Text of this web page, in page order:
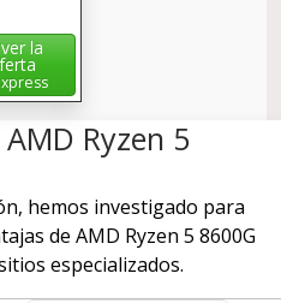
la
Ryzen 5
hemos investigado para
de AMD Ryzen 5 8600G
especializados.